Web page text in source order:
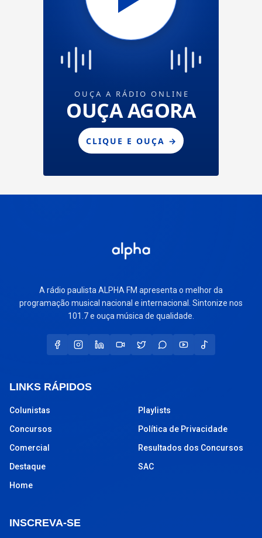
A rádio paulista ALPHA FM apresenta o melhor da
programação musical nacional e internacional. Sintonize nos
101.7 e ouça música de qualidade.
LINKS RÁPIDOS
Colunistas
Concursos
Comercial
Destaque
Home
Playlists
Política de Privacidade
Resultados dos Concursos
SAC
INSCREVA-SE